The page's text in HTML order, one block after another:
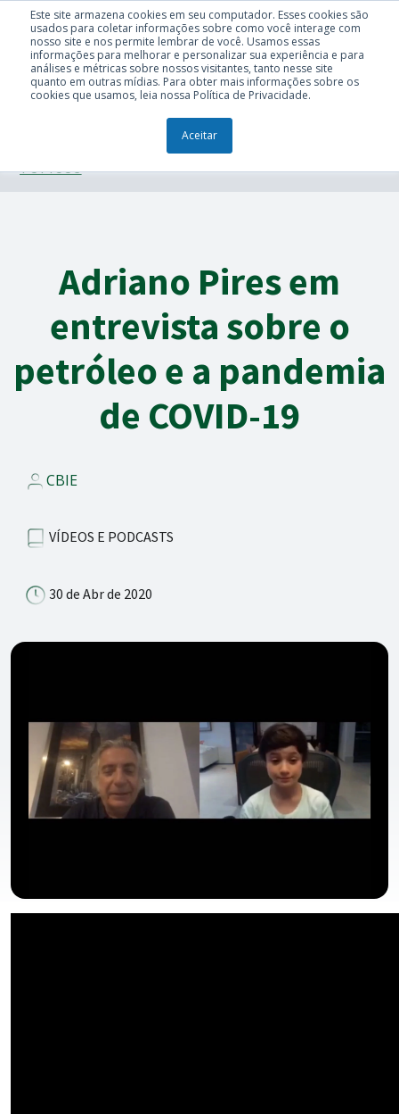
Este site armazena cookies em seu computador. Esses cookies são
usados para coletar informações sobre como você interage com
nosso site e nos permite lembrar de você. Usamos essas
informações para melhorar e personalizar sua experiência e para
análises e métricas sobre nossos visitantes, tanto nesse site
quanto em outras mídias. Para obter mais informações sobre os
cookies que usamos, leia nossa Política de Privacidade.
Aceitar
TÓPICOS
Adriano Pires em
entrevista sobre o
petróleo e a pandemia
de COVID-19
CBIE
VÍDEOS E PODCASTS
30 de Abr de 2020